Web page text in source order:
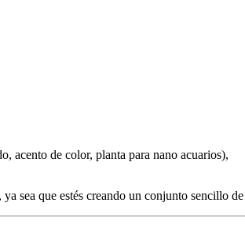
acento de color, planta para nano acuarios),
sea que estés creando un conjunto sencillo